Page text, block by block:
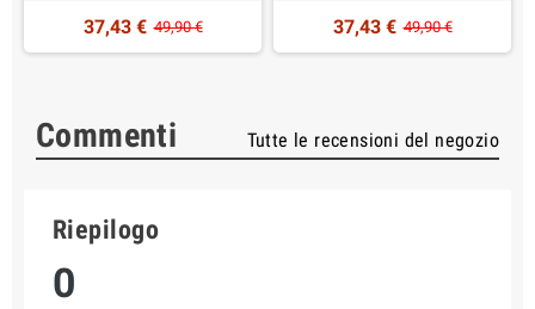
37,43 € 49,90 € 37,43 € 49,90 €
Commenti Tutte le recensioni del negozio
Riepilogo
0